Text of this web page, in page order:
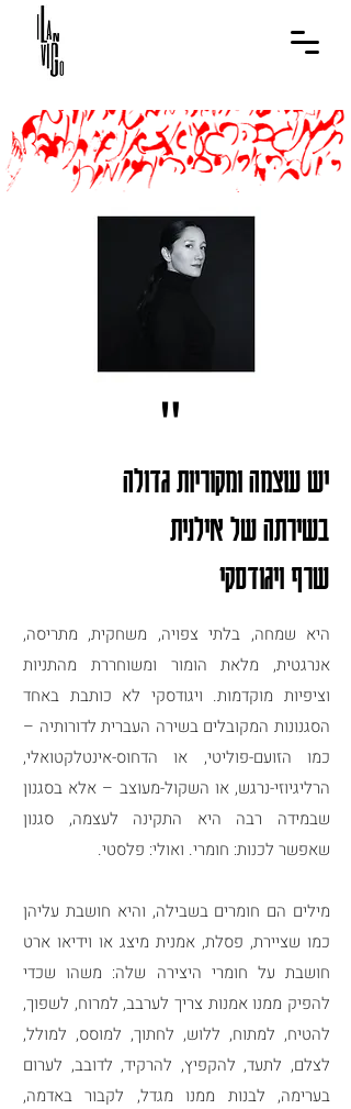
"
יש עוצמה ומקוריותגדולה
בשירתה של אילנית
שרף ויגודסקי
היא שמחה, בלתי צפויה, משחקית, מתריסה,
אנרגטית, מלאת הומור ומשוחררת מהתניות
וציפיות מוקדמות. ויגודסקי לא כותבת באחד
הסגנונות המקובלים בשירה העבריתלדורותיה –
כמו הזועם-פוליטי, או הדחוס-אינטלקטואלי,
הרליגיוזי-נרגש, או השקול-מעוצב – אלא בסגנון
שבמידה רבה היא התקינה לעצמה, סגנון
שאפשר לכנות: חומרי. ואולי: פלסטי.
מילים הם חומרים בשבילה, והיא חושבת עליהן
כמו שציירת, פסלת, אמנית מיצג או וידיאו ארט
חושבת על חומרי היצירה שלה: משהו שכדי
להפיק ממנו אמנות צריך לערבב, למרוח, לשפוך,
להטיח, למתוח, ללוש, לחתוך, למוסס, למולל,
לצלם, לתעד, להקפיץ, להרקיד, לדובב, לערום
בערימה, לבנות ממנו מגדל, לקבור באדמה,